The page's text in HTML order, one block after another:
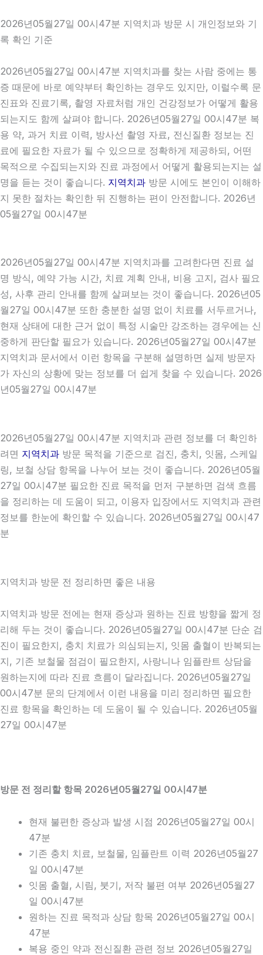
2026년05월27일 00시47분 지역치과 방문 시 개인정보와 기
록 확인 기준
2026년05월27일 00시47분 지역치과를 찾는 사람 중에는 통
증 때문에 바로 예약부터 확인하는 경우도 있지만, 이럴수록 문
진표와 진료기록, 촬영 자료처럼 개인 건강정보가 어떻게 활용
되는지도 함께 살펴야 합니다. 2026년05월27일 00시47분 복
용 약, 과거 치료 이력, 방사선 촬영 자료, 전신질환 정보는 진
료에 필요한 자료가 될 수 있으므로 정확하게 제공하되, 어떤
목적으로 수집되는지와 진료 과정에서 어떻게 활용되는지는 설
명을 듣는 것이 좋습니다. 지역치과 방문 시에도 본인이 이해하
지 못한 절차는 확인한 뒤 진행하는 편이 안전합니다. 2026년
05월27일 00시47분
2026년05월27일 00시47분 지역치과를 고려한다면 진료 설
명 방식, 예약 가능 시간, 치료 계획 안내, 비용 고지, 검사 필요
성, 사후 관리 안내를 함께 살펴보는 것이 좋습니다. 2026년05
월27일 00시47분 또한 충분한 설명 없이 치료를 서두르거나,
현재 상태에 대한 근거 없이 특정 시술만 강조하는 경우에는 신
중하게 판단할 필요가 있습니다. 2026년05월27일 00시47분
지역치과 문서에서 이런 항목을 구분해 설명하면 실제 방문자
가 자신의 상황에 맞는 정보를 더 쉽게 찾을 수 있습니다. 2026
년05월27일 00시47분
2026년05월27일 00시47분 지역치과 관련 정보를 더 확인하
려면 지역치과 방문 목적을 기준으로 검진, 충치, 잇몸, 스케일
링, 보철 상담 항목을 나누어 보는 것이 좋습니다. 2026년05월
27일 00시47분 필요한 진료 목적을 먼저 구분하면 검색 흐름
을 정리하는 데 도움이 되고, 이용자 입장에서도 지역치과 관련
정보를 한눈에 확인할 수 있습니다. 2026년05월27일 00시47
분
지역치과 방문 전 정리하면 좋은 내용
지역치과 방문 전에는 현재 증상과 원하는 진료 방향을 짧게 정
리해 두는 것이 좋습니다. 2026년05월27일 00시47분 단순 검
진이 필요한지, 충치 치료가 의심되는지, 잇몸 출혈이 반복되는
지, 기존 보철물 점검이 필요한지, 사랑니나 임플란트 상담을
원하는지에 따라 진료 흐름이 달라집니다. 2026년05월27일
00시47분 문의 단계에서 이런 내용을 미리 정리하면 필요한
진료 항목을 확인하는 데 도움이 될 수 있습니다. 2026년05월
27일 00시47분
방문 전 정리할 항목 2026년05월27일 00시47분
현재 불편한 증상과 발생 시점 2026년05월27일 00시
47분
기존 충치 치료, 보철물, 임플란트 이력 2026년05월27
일 00시47분
잇몸 출혈, 시림, 붓기, 저작 불편 여부 2026년05월27
일 00시47분
원하는 진료 목적과 상담 항목 2026년05월27일 00시
47분
복용 중인 약과 전신질환 관련 정보 2026년05월27일